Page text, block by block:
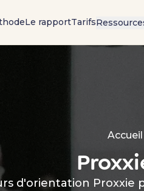
Le rapportTarifs
Accueil
d'orientation Proxxie